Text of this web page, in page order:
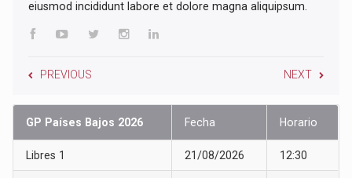
eiusmod incididunt labore et dolore magna aliquipsum.
PREVIOUS NEXT
GP Países Bajos 2026 Fecha Horario
Libres 1 21/08/2026 12:30